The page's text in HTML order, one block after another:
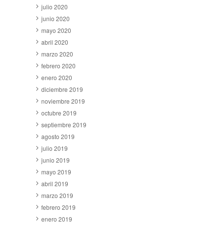
julio 2020
junio 2020
mayo 2020
abril 2020
marzo 2020
febrero 2020
enero 2020
diciembre 2019
noviembre 2019
octubre 2019
septiembre 2019
agosto 2019
julio 2019
junio 2019
mayo 2019
abril 2019
marzo 2019
febrero 2019
enero 2019